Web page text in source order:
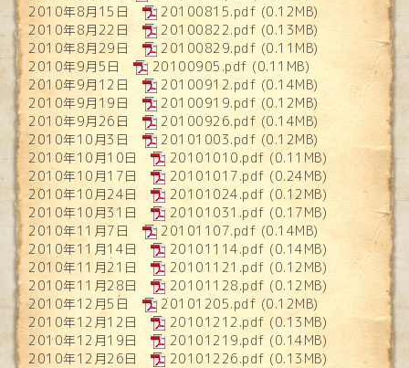
2010年8月15日
20100815.pdf (0.12MB)
2010年8月22日
20100822.pdf (0.13MB)
2010年8月29日
20100829.pdf (0.11MB)
2010年9月5日
20100905.pdf (0.11MB)
2010年9月12日
20100912.pdf (0.14MB)
2010年9月19日
20100919.pdf (0.12MB)
2010年9月26日
20100926.pdf (0.14MB)
2010年10月3日
20101003.pdf (0.12MB)
2010年10月10日
20101010.pdf (0.11MB)
2010年10月17日
20101017.pdf (0.24MB)
2010年10月24日
20101024.pdf (0.12MB)
2010年10月31日
20101031.pdf (0.17MB)
2010年11月7日
20101107.pdf (0.14MB)
2010年11月14日
20101114.pdf (0.14MB)
2010年11月21日
20101121.pdf (0.12MB)
2010年11月28日
20101128.pdf (0.12MB)
2010年12月5日
20101205.pdf (0.12MB)
2010年12月12日
20101212.pdf (0.13MB)
2010年12月19日
20101219.pdf (0.14MB)
2010年12月26日
20101226.pdf (0.13MB)